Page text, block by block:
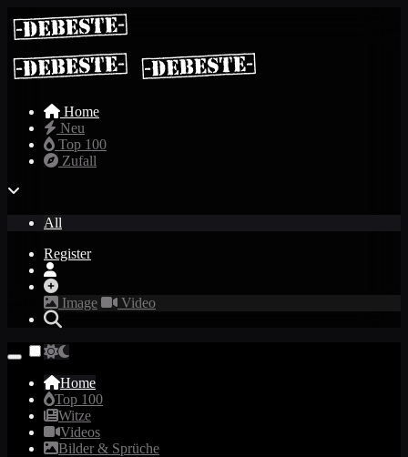
Home
Neu
Top 100
Zufall
All
Register
Image Video
Home
Top 100
Witze
Videos
Bilder & Sprüche